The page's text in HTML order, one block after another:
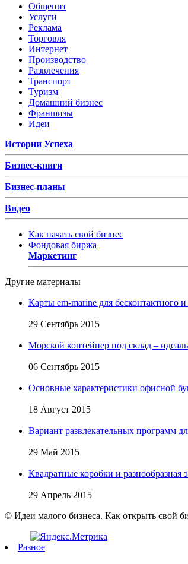
Общепит
Услуги
Реклама
Торговля
Интернет
Производство
Развлечения
Транспорт
Туризм
Домашний бизнес
Франшизы
Идеи
Истории Успеха
Бизнес-книги
Бизнес-планы
Видео
Как начать свой бизнес
Фондовая биржа
Маркетинг
Другие материалы
Карты em-marine для бесконтактного и
29 Сентябрь 2015
Морской контейнер под склад –
06 Сентябрь 2015
Основные характеристики офисной
18 Август 2015
Вариант развлекательных программ
29 Май 2015
Квадратные коробки и разнообразная
29 Апрель 2015
© Идеи малого бизнеса. Как открыть свой
Разное